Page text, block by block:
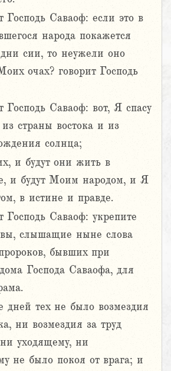
Господь Саваоф: если это в
народа покажется
сии, то неужели оно
очах? говорит Господь
Господь Саваоф: вот, Я спасу
страны востока и из
солнца;
и будут они жить в
и будут Моим народом, и Я
в истине и правде.
Господь Саваоф: укрепите
слышащие ныне слова
бывших при
Господа Саваофа, для
дней тех не было возмездия
ни возмездия за труд
уходящему, ни
не было покоя от врага; и